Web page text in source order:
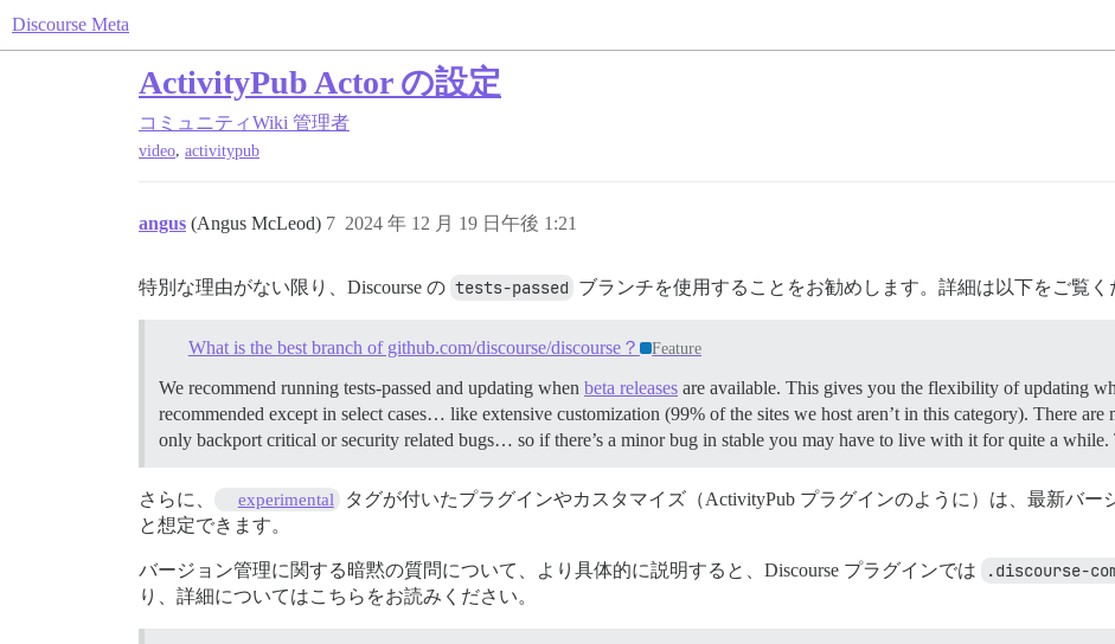
Discourse Meta
ActivityPub Actor の設定
コミュニティWiki 管理者
video, activitypub
angus (Angus McLeod) 2024 年 12 月 19 日午後 1:21
7
特別な理由がない限り、Discourse の tests-passed ブランチを使用することをお勧めします。詳細は以下をご覧く
What is the best branch of github.com/discourse/discourse？ Feature
We recommend running tests-passed and updating when beta releases are available. This gives you the flexibility of updating
recommended except in select cases… like extensive customization (99% of the sites we host aren’t in this category). There are
only backport critical or security related bugs… so if there’s a minor bug in stable you may have to live with it for quite a while.
さらに、 experimental
タグが付いたプラグインやカスタマイズ（ActivityPub プラグインのように）は、最新バー
と想定できます。
バージョン管理に関する暗黙の質問について、より具体的に説明すると、Discourse プラグインでは .discourse-
り、詳細についてはこちらをお読みください。